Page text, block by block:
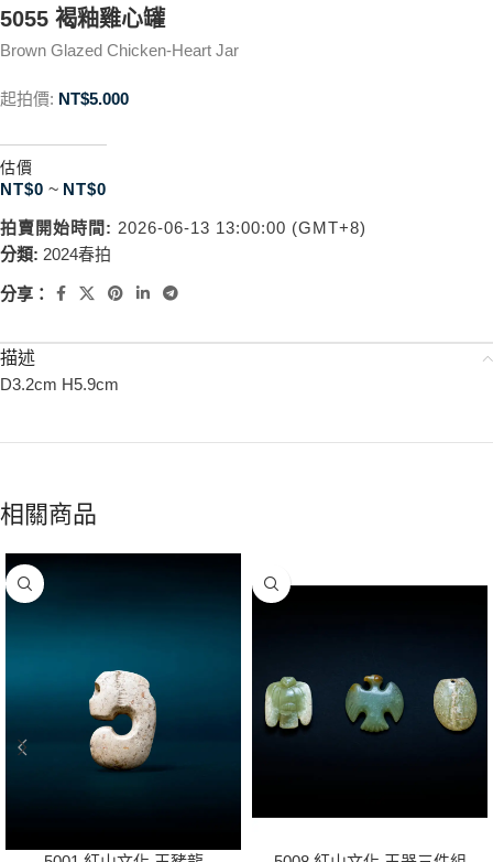
5055 褐釉雞心罐
Brown Glazed Chicken-Heart Jar
起拍價: NT$5.000
估價
NT$0 ~ NT$0
拍賣開始時間: 2026-06-13 13:00:00 (GMT+8)
分類: 2024春拍
分享：
描述
D3.2cm H5.9cm
相關商品